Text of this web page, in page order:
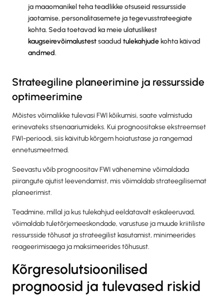
ja maaomanikel teha teadlikke otsuseid ressursside
jaotamise, personalitasemete ja tegevusstrateegiate
kohta. Seda toetavad ka meie ulatuslikest
kaugseirevõimalustestsaadud tulekahjude kohta käivad
andmed.
Strateegiline planeerimine ja ressursside
optimeerimine
Mõistes võimalikke tulevasi FWI kõikumisi, saate valmistuda
erinevateks stsenaariumideks. Kui prognoositakse ekstreemset
FWI-perioodi, siis käivitub kõrgem hoiatustase ja rangemad
ennetusmeetmed.
Seevastu võib prognoositav FWI vähenemine võimaldada
piirangute ajutist leevendamist, mis võimaldab strateegilisemat
planeerimist.
Teadmine, millal ja kus tulekahjud eeldatavalt eskaleeruvad,
võimaldab tuletõrjemeeskondade, varustuse ja muude kriitiliste
ressursside tõhusat ja strateegilist kasutamist, minimeerides
reageerimisaega ja maksimeerides tõhusust.
Kõrgresolutsioonilised
prognoosid ja tulevased riskid